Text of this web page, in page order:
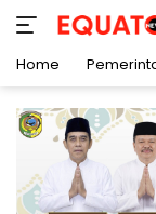
konten
Home